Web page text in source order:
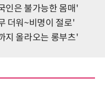
인은 불가능한 몸매'
더워~비명이 절로'
지 올라오는 롱부츠'